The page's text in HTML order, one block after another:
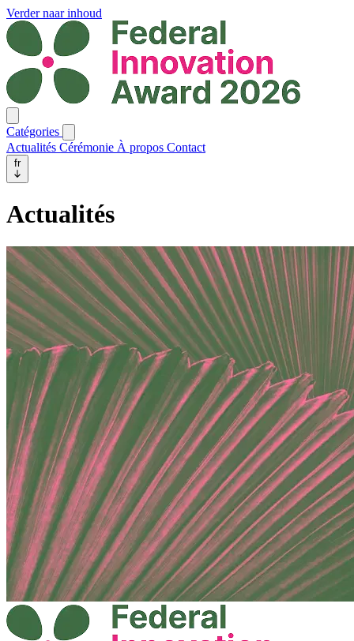
Verder naar inhoud
Catégories
Actualités Cérémonie À propos Contact
fr
Actualités